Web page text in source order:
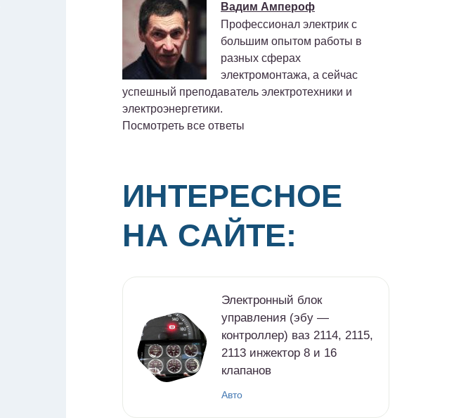
Вадим Ампероф
Профессионал электрик с
большим опытом работы в
разных сферах
электромонтажа, а сейчас
успешный преподаватель электротехники и
электроэнергетики.
Посмотреть все ответы
ИНТЕРЕСНОЕ
НА САЙТЕ:
Электронный блок
управления (эбу —
контроллер) ваз 2114, 2115,
2113 инжектор 8 и 16
клапанов
Авто